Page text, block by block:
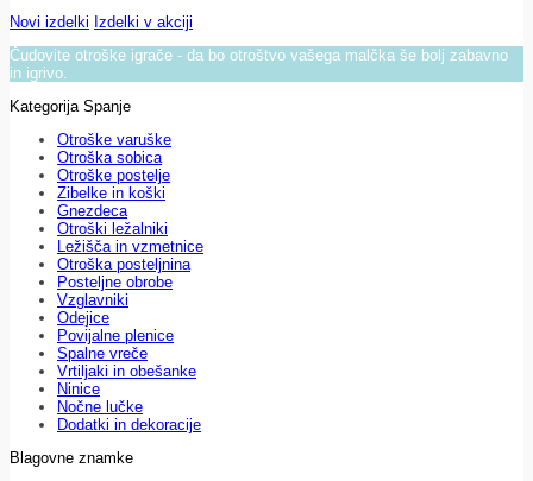
Novi izdelki Izdelki v akciji
Čudovite otroške igrače - da bo otroštvo vašega malčka še bolj zabavno
in igrivo.
Kategorija Spanje
Otroške varuške
Otroška sobica
Otroške postelje
Zibelke in koški
Gnezdeca
Otroški ležalniki
Ležišča in vzmetnice
Otroška posteljnina
Posteljne obrobe
Vzglavniki
Odejice
Povijalne plenice
Spalne vreče
Vrtiljaki in obešanke
Ninice
Nočne lučke
Dodatki in dekoracije
Blagovne znamke